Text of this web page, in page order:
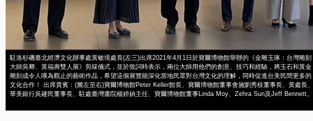
駐洛杉磯臺北經濟文化辦事處黃敏境處長(左三)出席2021年4月1日於寶爾博物館舉辦的《金雕玉琢：台灣雕刻
大師吳卿、黃福壽雙人展》剪綵儀式，並於致詞時表示，兩位大師用他們的創意、技巧和經驗，將玉石和黃金
雕刻成令人嘆為觀止的藝術作品，希望這個展覽能深化當地民眾對台灣文化的理解，同時促進台美民間更多的
文化合作！ 出席貴賓：(圖左至右)寶爾博物館Peter Keller館長、寶爾博物館董事會施劉秀枝董事長、黃處長、
華美銀行吳建民董事長、駐處臺灣書院楊婷媜主任、寶爾博物館董事Linda Moy、Zehra Sun及Jeff Bennett。